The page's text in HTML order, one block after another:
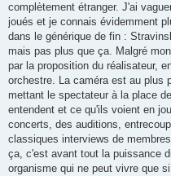
complètement étranger. J'ai
joués et je connais évidemment
dans le générique de fin :
mais pas plus que ça. Malgré
par la proposition du réalisateur,
orchestre. La caméra est au plus
mettant le spectateur à la place
entendent et ce qu'ils voient en
concerts, des auditions,
classiques interviews de
ça, c'est avant tout la puissance
organisme qui ne peut vivre que